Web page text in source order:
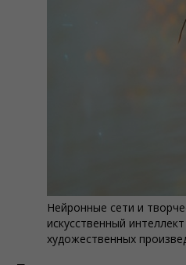
Нейронные сети и
искусственный
художественных